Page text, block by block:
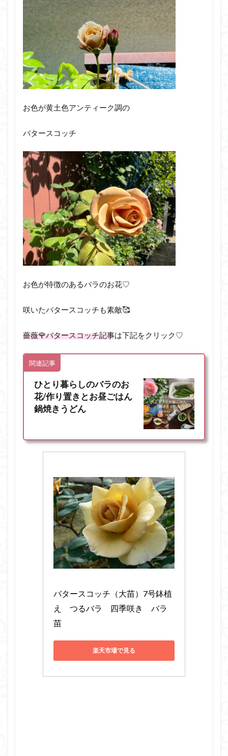
お色が黄土色アンティーク調の
バタースコッチ
お色が特徴のあるバラのお花♡
咲いたバタースコッチも素敵🥰
薔薇🌹バタースコッチ記事は下記をクリック♡
関連記事
ひとり暮らしのバラのお
花/作り置きとお昼ごはん
鍋焼きうどん
バタースコッチ（大苗）7号鉢植
え　つるバラ　四季咲き　バラ
苗
楽天市場で見る